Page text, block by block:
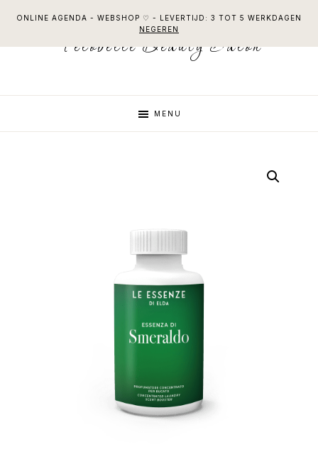
ONLINE AGENDA - WEBSHOP ♡ - LEVERTIJD: 3 TOT 5 WERKDAGEN
NEGEREN
Felobelle Beauty Salon
MENU